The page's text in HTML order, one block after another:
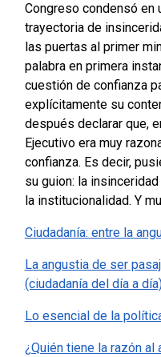
Congreso condensó en
trayectoria de
las puertas al primer
palabra en primera
cuestión de confianza
explícitamente su
después declarar que,
Ejecutivo era muy
confianza. Es decir,
su guion: la
la institucionalidad. Y
Ciudadanía: entre la
La angustia de ser
(ciudadanía del día a
Lo esencial de la
¿Quién tiene la razón al